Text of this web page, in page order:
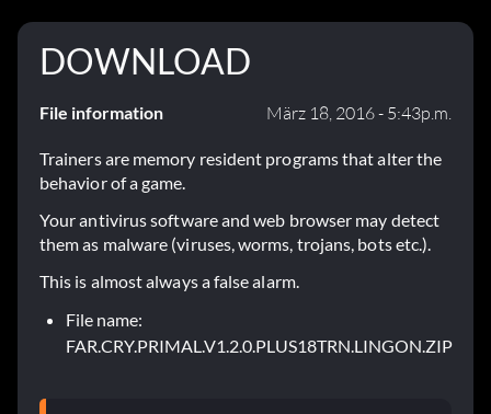
DOWNLOAD
File information März 18, 2016 - 5:43p.m.
Trainers are memory resident programs that alter the
behavior of a game.
Your antivirus software and web browser may detect
them as malware (viruses, worms, trojans, bots etc.).
This is almost always a false alarm.
File name:
FAR.CRY.PRIMAL.V1.2.0.PLUS18TRN.LINGON.ZIP